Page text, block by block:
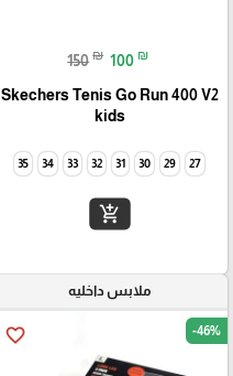
150 ₪ 100 ₪
Skechers Tenis Go Run 400 V2
kids
27
29
30
31
32
33
34
35
add_shopping_cart
ملابس داخليه
favorite_border -46%